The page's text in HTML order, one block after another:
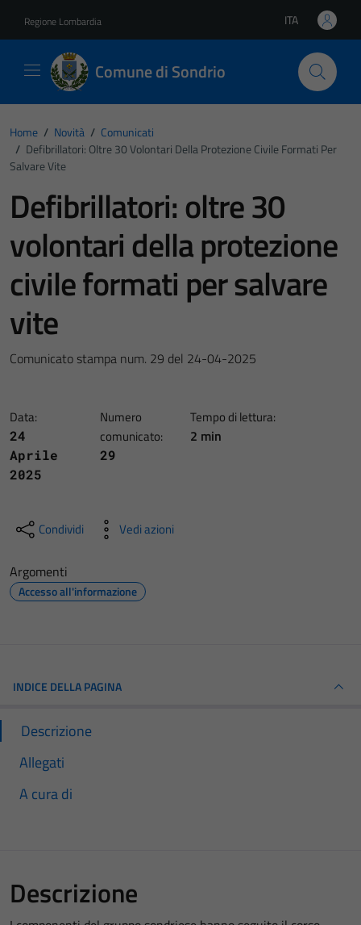
Regione Lombardia Lingua attiva:
ITA
Comune di Sondrio
Home / Novità / Comunicati
/ Defibrillatori: Oltre 30 Volontari Della Protezione Civile Formati Per
Salvare Vite
Defibrillatori: oltre 30
volontari della protezione
civile formati per salvare
vite
Comunicato stampa num. 29 del 24-04-2025
Data:
24
Aprile
2025
Numero
comunicato:
29
Tempo di lettura:
2 min
Condividi Vedi azioni
Argomenti
Accesso all'informazione
INDICE DELLA PAGINA
Descrizione
Allegati
A cura di
Descrizione